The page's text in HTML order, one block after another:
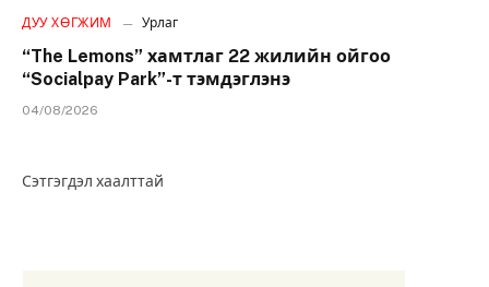
ДУУ ХӨГЖИМ Урлаг
“The Lemons” хамтлаг 22 жилийн ойгоо
“Socialpay Park”-т тэмдэглэнэ
04/08/2026
Сэтгэгдэл хаалттай